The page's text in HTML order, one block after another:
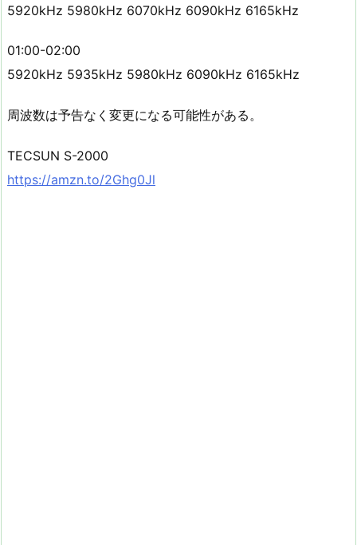
5920kHz 5980kHz 6070kHz 6090kHz 6165kHz
01:00-02:00
5920kHz 5935kHz 5980kHz 6090kHz 6165kHz
周波数は予告なく変更になる可能性がある。
TECSUN S-2000
https://amzn.to/2Ghg0Jl